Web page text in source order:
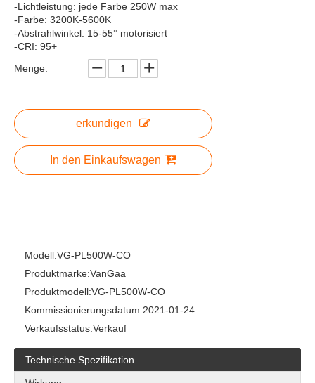
-Lichtleistung: jede Farbe 250W max
-Farbe: 3200K-5600K
-Abstrahlwinkel: 15-55° motorisiert
-CRI: 95+
Menge:
erkundigen
In den Einkaufswagen
Modell:VG-PL500W-CO
Produktmarke:VanGaa
Produktmodell:VG-PL500W-CO
Kommissionierungsdatum:2021-01-24
Verkaufsstatus:Verkauf
Technische Spezifikation